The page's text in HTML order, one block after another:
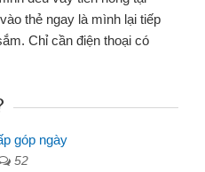
website qua bạn bè giới thiệu tôi
quyết được công việc của
góp ngày
52